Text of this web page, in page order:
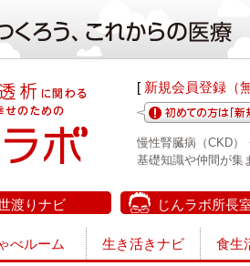
[ 新規会員登録（
慢性腎臓病（CKD）
基礎知識や仲間が集
渡りナビ じんラボ所長
べルーム 生き活きナビ 食生